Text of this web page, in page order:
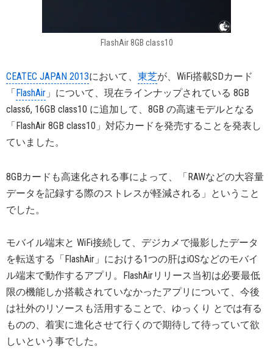
FlashAir 8GB class10
CEATEC JAPAN 2013において、 東芝が、WiFi搭載SDカード
「FlashAir 」について、現在ラインナップされている 8GB
class6, 16GB class10 に追加して、8GB の高速モデルとなる
「FlashAir 8GB class10」対応カードを発売することを発表し
ていました。
8GBカードも高速化される事によって、「RAWなどの大容量
データを記録する際のストレスが軽減される」ということ
でした。
モバイル端末と WiFi接続して、デジカメで撮影したデータ
を転送する「FlashAir」における1つの肝はiOSなどのモバイ
ル端末で動作するアプリ。FlashAirリリース当初は必要最低
限の機能しか搭載されていなかったアプリについて、今後
は社外のリソースも活用することで、ゆっくり とでは有る
ものの、着実に進化させて行くので期待して待っていて欲
しいという事でした。